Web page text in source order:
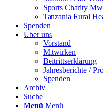
Sports Charity
Tanzania Rural
Spenden
Über uns
Vorstand
Mitwirken
Beitrittserklärung
Jahresberichte /
Spenden
Archiv
Suche
Menü Menü